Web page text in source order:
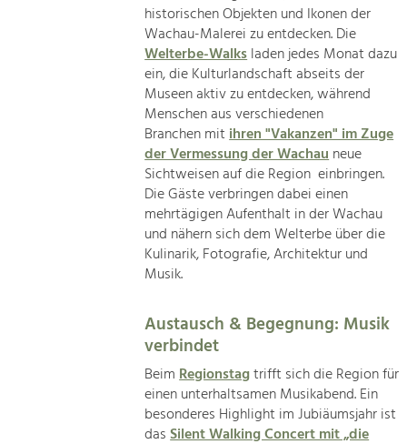
historischen Objekten und Ikonen der
Wachau-Malerei zu entdecken. Die
Welterbe-Walksladen jedes Monat dazu
ein, die Kulturlandschaft abseits der
Museen aktiv zu entdecken, während
Menschen aus verschiedenen
Branchen mitihren "Vakanzen" im Zuge
der Vermessung der Wachauneue
Sichtweisen auf die Region einbringen.
Die Gäste verbringen dabei einen
mehrtägigen Aufenthalt in der Wachau
und nähern sich dem Welterbe über die
Kulinarik, Fotografie, Architektur und
Musik.
Austausch & Begegnung: Musik
verbindet
BeimRegionstagtrifft sich die Region für
einen unterhaltsamen Musikabend. Ein
besonderes Highlight im Jubiäumsjahr ist
dasSilent Walking Concert mit „die